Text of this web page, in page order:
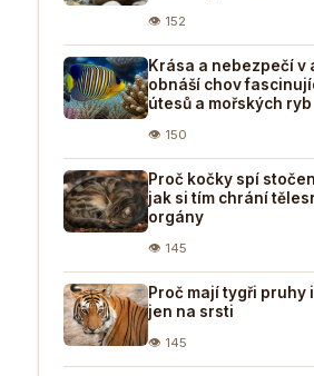
👁 152
Krása a nebezpečí v
obnáší chov
útesů a mořských ryb
👁 150
Proč kočky spí
jak si tím chrání
orgány
👁 145
Proč mají tygři pruhy
jen na srsti
👁 145